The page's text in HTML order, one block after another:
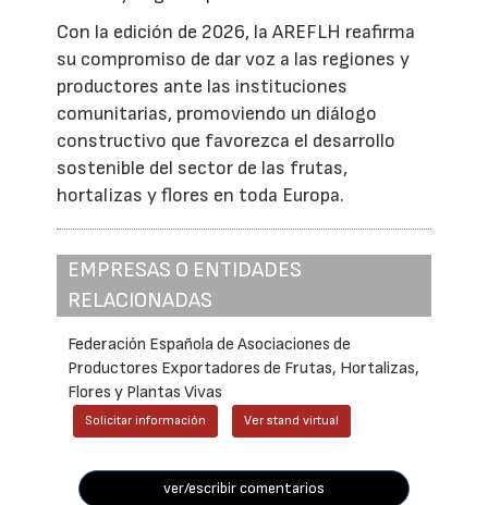
Con la edición de 2026, la AREFLH reafirma
su compromiso de dar voz a las regiones y
productores ante las instituciones
comunitarias, promoviendo un diálogo
constructivo que favorezca el desarrollo
sostenible del sector de las frutas,
hortalizas y flores en toda Europa.
EMPRESAS O ENTIDADES
RELACIONADAS
Federación Española de Asociaciones de
Productores Exportadores de Frutas, Hortalizas,
Flores y Plantas Vivas
Solicitar información Ver stand virtual
ver/escribir comentarios